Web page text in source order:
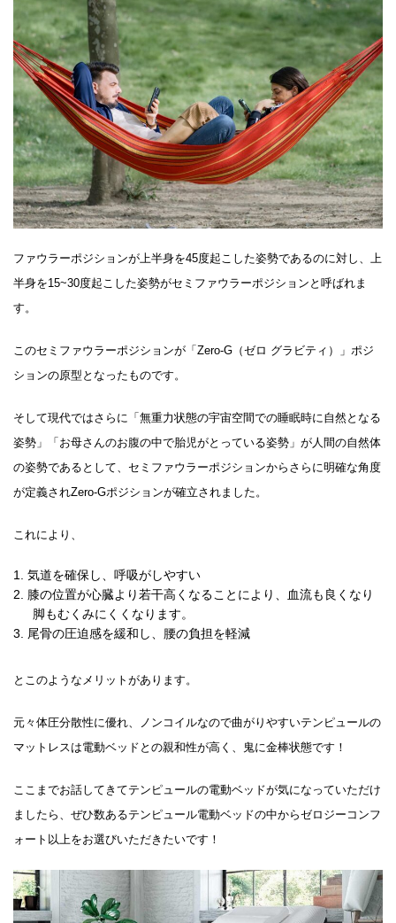
ファウラーポジションが上半身を45度起こした姿勢であるのに対し、上
半身を15~30度起こした姿勢がセミファウラーポジションと呼ばれま
す。
このセミファウラーポジションが「Zero-G（ゼロ グラビティ）」ポジ
ションの原型となったものです。
そして現代ではさらに「無重力状態の宇宙空間での睡眠時に自然となる
姿勢」「お母さんのお腹の中で胎児がとっている姿勢」が人間の自然体
の姿勢であるとして、セミファウラーポジションからさらに明確な角度
が定義されZero-Gポジションが確立されました。
これにより、
気道を確保し、呼吸がしやすい
膝の位置が心臓より若干高くなることにより、血流も良くなり
脚もむくみにくくなります。
尾骨の圧迫感を緩和し、腰の負担を軽減
とこのようなメリットがあります。
元々体圧分散性に優れ、ノンコイルなので曲がりやすいテンピュールの
マットレスは電動ベッドとの親和性が高く、鬼に金棒状態です！
ここまでお話してきてテンピュールの電動ベッドが気になっていただけ
ましたら、ぜひ数あるテンピュール電動ベッドの中からゼロジーコンフ
ォート以上をお選びいただきたいです！